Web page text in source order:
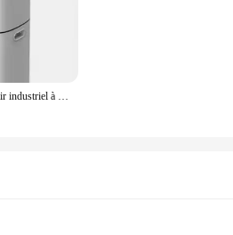
Humidificateur d'air industriel à ultrasons, brumisateur frais, supporter ficateur d'air, atomiseur commercial, fabricant de plantes et de fruits, garder frais, 16L